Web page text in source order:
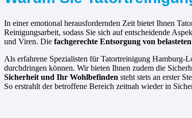
In einer emotional herausfordernden Zeit bietet Ihnen
Reinigungsarbeit, sodass Sie sich auf entscheidende
und Viren. Die fachgerechte Entsorgung von
Als erfahrene Spezialisten für Tatortreinigung Hamburg-
durchdringen können. Wir bieten Ihnen zudem die
Sicherheit und Ihr Wohlbefinden steht stets an erster
So erstrahlt der betroffene Bereich zeitnah wieder in